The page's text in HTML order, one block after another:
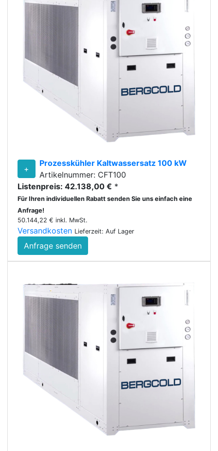
+
Prozesskühler Kaltwassersatz 100 kW
Artikelnummer: CFT100
Listenpreis: 42.138,00 € *
Für Ihren individuellen Rabatt senden Sie uns einfach eine
Anfrage!
50.144,22 € inkl. MwSt.
Versandkosten Lieferzeit: Auf Lager
Anfrage senden